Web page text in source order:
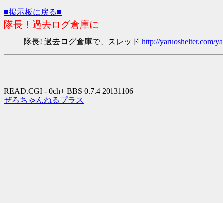
■掲示板に戻る■
隊長！過去ログ倉庫に
隊長! 過去ログ倉庫で、スレッド http://yaruoshelter.com/
READ.CGI - 0ch+ BBS 0.7.4 20131106
ぜろちゃんねるプラス